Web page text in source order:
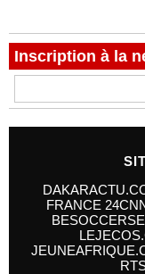
Inscription à la
FRANCE 24
BESOCCER